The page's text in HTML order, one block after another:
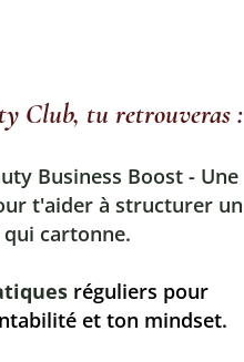
Club, tu retrouveras :
Business Boost - Une
t'aider à structurer un
cartonne.
réguliers pour
et ton mindset.